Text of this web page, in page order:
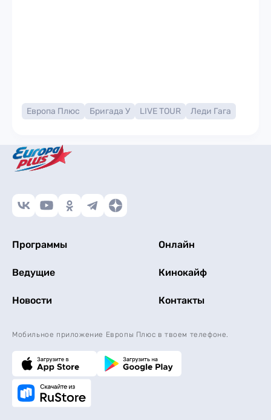
Европа Плюс Бригада У LIVE TOUR Леди Гага
Программы Онлайн
Ведущие Кинокайф
Новости Контакты
Мобильное приложение Европы Плюс в твоем телефоне.